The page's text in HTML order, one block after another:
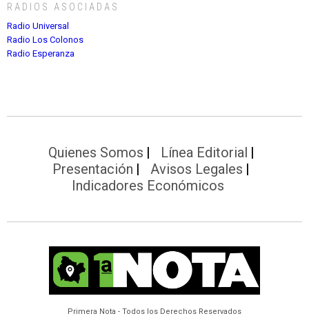
RADIOS ASOCIADAS
Radio Universal
Radio Los Colonos
Radio Esperanza
Quienes Somos
Línea Editorial
Presentación
Avisos Legales
Indicadores Económicos
Primera Nota - Todos los Derechos Reservados